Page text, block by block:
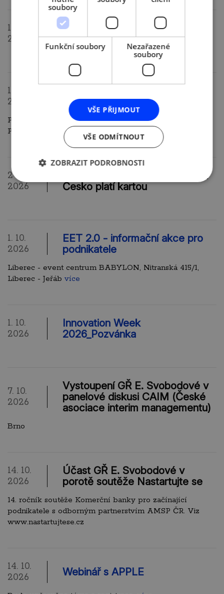
16. 9.
2026
Účast vedení AMSP ČR na
zasedání Rady kvality ČR
17. 9.
2026
podnikatele
Praha - hotel GRANDIUM, Politických vězňů 913/12,
Praha 1
24. 9.
2026
Účast vedení na zasedání týmu
Česko platí kartou
1. 10.
2026
EET 2.0 - informační akce pro
podnikatele
Liberec - event centrum BABYLON, Nitranská 415/1,
Liberec - Jeřáb více
1. 10.
2026
Innovation Week
2026_Pozvánka
7. 10.
2026
Vystoupení GŘ E. Svobodové v
panelové diskusi CAIM (České
asociace interim managementu)
Brno
14. 10.
2026
Účast GŘ E. Svobodové v
porotě soutěže Nastartujte se
14. ročník soutěže Komerční banky pro začínající
podnikatele s odborným partnerstvím AMSP ČR. Viz
www.nastartujtese.cz
14. 10.
2026
Webinář s APPLE
soubory
Funkční soubory
Nezařazené
soubory
VŠE PŘIJMOUT
VŠE ODMÍTNOUT
ZOBRAZIT PODROBNOSTI